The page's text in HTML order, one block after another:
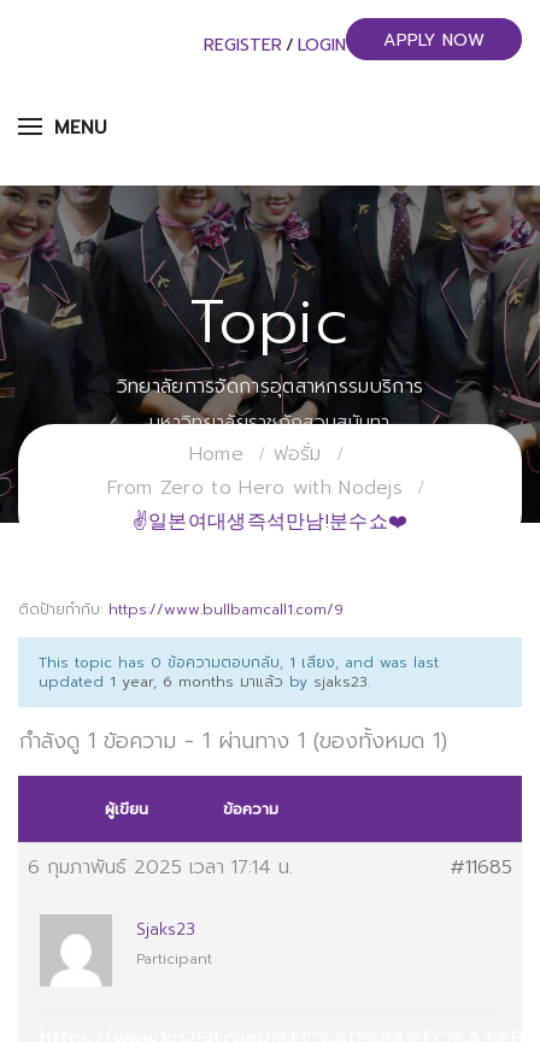
MENU
REGISTER / LOGIN APPLY NOW
Topic
วิทยาลัยการจัดการอุตสาหกรรมบริการ
มหาวิทยาลัยราชภัฏสวนสุนันทา
Home
ฟอรั่ม
From Zero to Hero with Nodejs
✌일본여대생즉석만남!분수쇼❤️
ติดป้ายกำกับ: https://www.bullbamcall1.com/9
This topic has 0 ข้อความตอบกลับ, 1 เสียง, and was last
updated 1 year, 6 months มาแล้ว by sjaks23.
กำลังดู 1 ข้อความ - 1 ผ่านทาง 1 (ของทั้งหมด 1)
ผู้เขียน ข้อความ
6 กุมภาพันธ์ 2025 เวลา 17:14 น. #11685
Sjaks23
Participant